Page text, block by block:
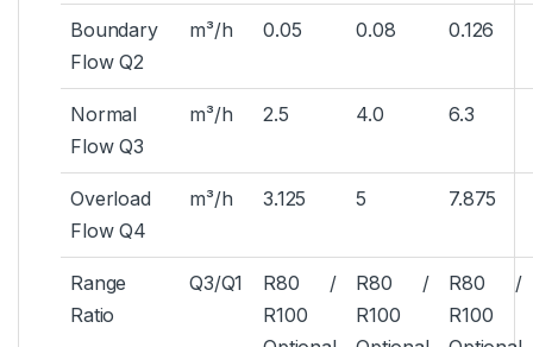
Boundary
Flow Q2
m³/h 0.05 0.08 0.126
Normal
Flow Q3
m³/h 2.5 4.0 6.3
Overload
Flow Q4
m³/h 3.125 5 7.875
Range
Ratio
Q3/Q1
R80 /
R100
R80 /
R100
R80 /
R100